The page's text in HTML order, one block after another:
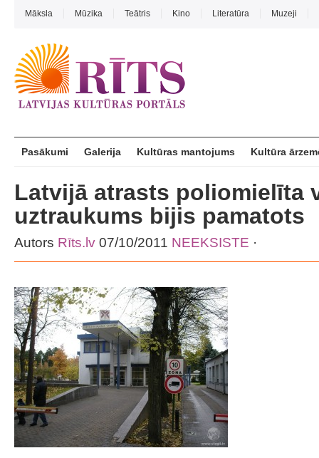
Māksla Mūzika Teātris Kino Literatūra Muzeji
Pasākumi Galerija Kultūras mantojums Kultūra
Latvijā atrasts poliomielīta
uztraukums bijis pamatots
Autors Rīts.lv 07/10/2011 NEEKSISTE ·